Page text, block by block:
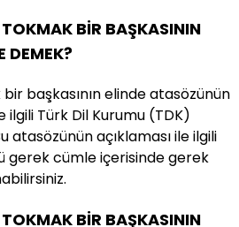
BİR BAŞKASININ
DEMEK?
başkasının elinde atasözünün
ilgili Türk Dil Kurumu (TDK)
atasözünün açıklaması ile ilgili
gerek cümle içerisinde gerek
BİR BAŞKASININ